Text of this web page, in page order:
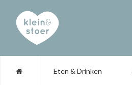
Eten & Drinken